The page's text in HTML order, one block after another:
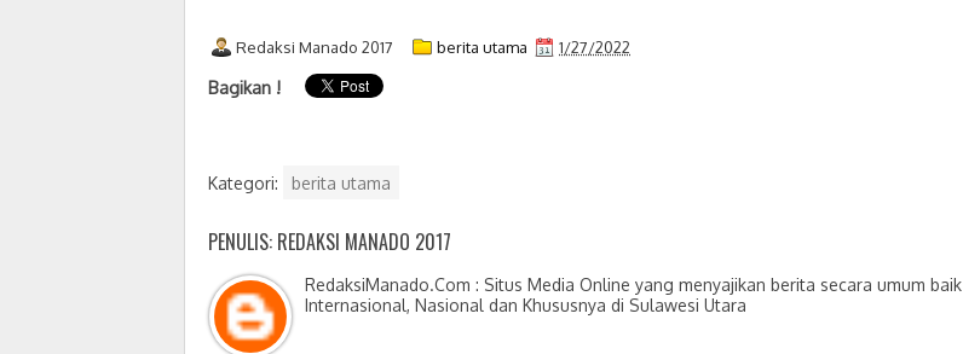
Redaksi Manado 2017 berita utama 1/27/2022
Bagikan !
Kategori: berita utama
PENULIS: REDAKSI MANADO 2017
RedaksiManado.Com : Situs Media Online yang menyajikan berita secara umum baik
Internasional, Nasional dan Khususnya di Sulawesi Utara